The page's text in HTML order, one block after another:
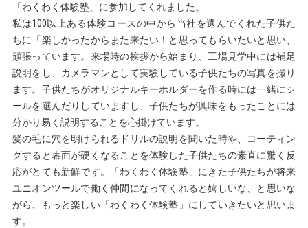
「わくわく体験塾」に参加してくれました。
私は100以上ある体験コースの中から当社を選んでくれた子供た
ちに「楽しかったからまた来たい！と思ってもらいたいと思い、
頑張っています。来場時の挨拶から始まり、工場見学中には補足
説明をし、カメラマンとして実験している子供たちの写真を撮り
ます。子供たちがオリジナルキーホルダーを作る時には一緒にシ
ールを選んだりしていますし、子供たちが興味をもったことには
分かり易く説明することを心掛けています。
髪の毛に穴を明けられるドリルの説明を聞いた時や、コーティン
グすると表面が硬くなることを体験した子供たちの素直に驚く反
応がとても新鮮です。「わくわく体験塾」にきた子供たちが将来
ユニオンツールで働く仲間になってくれると嬉しいな、と思いな
がら、もっと楽しい「わくわく体験塾」にしていきたいと思いま
す。